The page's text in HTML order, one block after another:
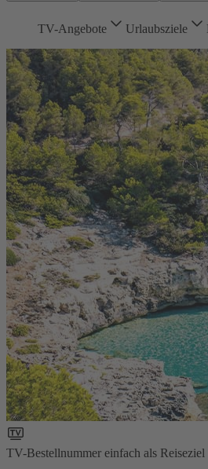
TV-Angebote Urlaubsziele
TV-Bestellnummer einfach als Reiseziel